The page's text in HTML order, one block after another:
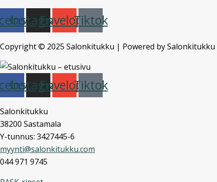
Instagram
EnvelopeTiktok
Copyright © 2025 Salonkitukku | Powered by Salonkitukku
Instagram
EnvelopeTiktok
Salonkitukku
38200 Sastamala
Y-tunnus: 3427445-6
myynti@salonkitukku.com
044 971 9745